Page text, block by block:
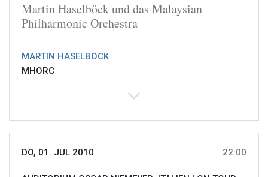
Martin Haselböck und das Malaysian
Philharmonic Orchestra
MARTIN HASELBÖCK
MHORC
DO, 01. JUL 2010 22:00